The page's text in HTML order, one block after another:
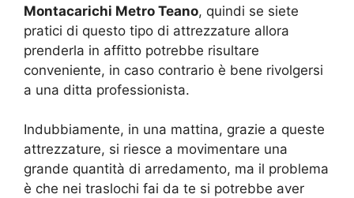
Montacarichi Metro Teano, quindi se siete
pratici di questo tipo di attrezzature allora
prenderla in affitto potrebbe risultare
conveniente, in caso contrario è bene rivolgersi
a una ditta professionista.
Indubbiamente, in una mattina, grazie a queste
attrezzature, si riesce a movimentare una
grande quantità di arredamento, ma il problema
è che nei traslochi fai da te si potrebbe aver